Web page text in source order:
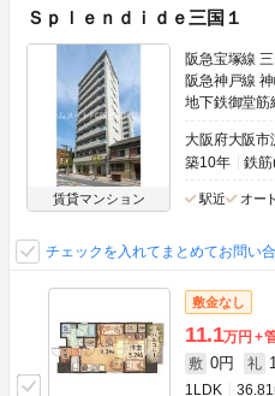
Ｓｐｌｅｎｄｉｄｅ三国１
賃貸マンション
阪急宝塚線
阪急神戸線
地下鉄御堂筋
大阪府大阪市
築10年
鉄
駅近 オー
チェックを入れてまとめてお問い
敷金なし
11.1万円
敷 0円 礼
1LDK